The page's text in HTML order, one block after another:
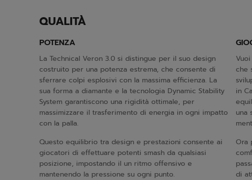
QUALITÀ
POTENZA
La Technical Veron 3.0 si distingue per il suo design
costruito per una potenza estrema, che consente di
sferrare colpi esplosivi con la massima efficienza. La
sua forma a diamante e la tecnologia Dynamic Stability
System garantiscono una rigidità ottimale, per
massimizzare il trasferimento di energia in ogni impatto
con la palla.
Questo equilibrio tra design e prestazioni consente ai
giocatori di effettuare potenti smash da qualsiasi
posizione, impostando il un ritmo offensivo e
mantenendo la pressione su ogni punto.
che
in
una
Ora
di